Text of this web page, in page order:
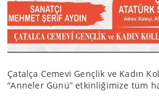
Çatalça Cemevi Gençlik ve Kadın
“Anneler Günü” etkinliğimize tüm